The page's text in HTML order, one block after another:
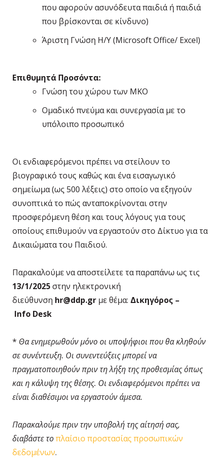
που αφορούν ασυνόδευτα παιδιά ή παιδιά
που βρίσκονται σε κίνδυνο)
Άριστη Γνώση Η/Υ (Microsoft Office/ Excel)
Επιθυμητά Προσόντα:
Γνώση του χώρου των ΜΚΟ
Ομαδικό πνεύμα και συνεργασία με το
υπόλοιπο προσωπικό
Οι ενδιαφερόμενοι πρέπει να στείλουν το
βιογραφικό τους καθώς και ένα εισαγωγικό
σημείωμα (ως 500 λέξεις) στο οποίο να εξηγούν
συνοπτικά το πώς ανταποκρίνονται στην
προσφερόμενη θέση και τους λόγους για τους
οποίους επιθυμούν να εργαστούν στο Δίκτυο για τα
Δικαιώματα του Παιδιού.
Παρακαλούμε να αποστείλετε τα παραπάνω ως τις
13/1/2025στην ηλεκτρονική
διεύθυνση hr@ddp.gr με θέμα: Δικηγόρος –
Info Desk
* Θα ενημερωθούν μόνο οι υποψήφιοι που θα κληθούν
σε συνέντευξη. Οι συνεντεύξεις μπορεί να
πραγματοποιηθούν πριν τη λήξη της προθεσμίας όπως
και η κάλυψη της θέσης. Οι ενδιαφερόμενοι πρέπει να
είναι διαθέσιμοι να εργαστούν άμεσα.
Παρακαλούμε πριν την υποβολή της αίτησή σας,
διαβάστε τοπλαίσιο προστασίας προσωπικών
δεδομένων.